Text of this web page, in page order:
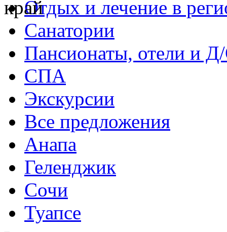
Отдых и лечение в
Санатории
Пансионаты, отели и
СПА
Экскурсии
Все предложения
Анапа
Геленджик
Сочи
Туапсе